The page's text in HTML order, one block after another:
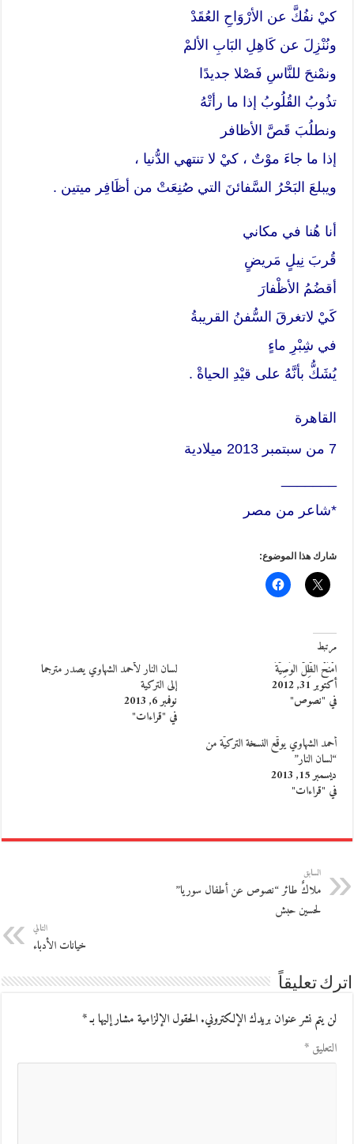
كيْ نفُكَّ عن الأرْوَاحِ العُقَدْ
ونُنْزِلَ عن كَاهِلِ البَابِ الألمْ
ونمْنحَ للنَّاسِ فَصْلا جديدًا
تذُوبُ القُلُوبُ إذا ما رأتْهُ
ونطلُبَ قَصَّ الأظافر
إذا ما جاءَ موْتٌ ، كيْ لا تنتهي الدُّنيا ،
ويبلعَ البَحْرُ السَّفائنَ التي صُنِعَتْ من أظَافِر ميتين .
أنا هُنا في مكاني
قُربَ نِيلٍ مَريضٍ
أقضُمُ الأظْفارَ
كَيْ لاتغرقَ السُّفنُ القريبةُ
في شِبْرِ ماءٍ
يُشَكُّ بأنَّهُ على قيْدِ الحياةْ .
القاهرة
7 من سبتمبر 2013 ميلادية
*شاعر من مصر
شارك هذا الموضوع:
مرتبط
امْنَحْ الظِّلَّ الوَصِيَّةَ
أكتوبر 31, 2012
في "نصوص"
لسان النار لأحمد الشهاوي يصدر مترجما
إلى التركية
نوفمبر 6, 2013
في "قراءات"
أحمد الشهاوي يوقّع النسخة التركيّة من
“لسان النار”
ديسمبر 15, 2013
في "قراءات"
السابق
ملاكٌ طائر “نصوص عن أطفال سوريا”
لحسين حبش
التالي
خيانات الأدباء
اترك تعليقاً
لن يتم نشر عنوان بريدك الإلكتروني.الحقول الإلزامية مشار إليها بـ*
التعليق*